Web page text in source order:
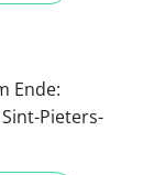
Ende:
Pieters-